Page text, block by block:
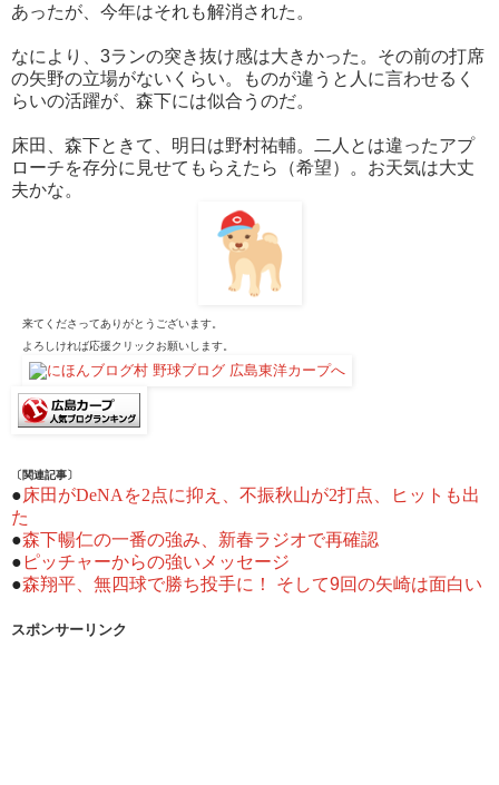
あったが、今年はそれも解消された。
なにより、3ランの突き抜け感は大きかった。その前の打席
の矢野の立場がないくらい。ものが違うと人に言わせるく
らいの活躍が、森下には似合うのだ。
床田、森下ときて、明日は野村祐輔。二人とは違ったアプ
ローチを存分に見せてもらえたら（希望）。お天気は大丈
夫かな。
来てくださってありがとうございます。
よろしければ応援クリックお願いします。
〔関連記事〕
●床田がDeNAを2点に抑え、不振秋山が2打点、ヒットも出
た
●森下暢仁の一番の強み、新春ラジオで再確認
● ピッチャーからの強いメッセージ
●森翔平、無四球で勝ち投手に！ そして9回の矢崎は面白い
スポンサーリンク